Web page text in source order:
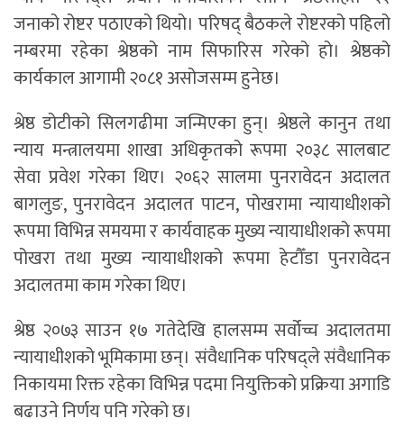
जनाको रोष्टर पठाएको थियो। परिषद् बैठकले रोष्टरको पहिलो
नम्बरमा रहेका श्रेष्ठको नाम सिफारिस गरेको हो। श्रेष्ठको
कार्यकाल आगामी २०८१ असोजसम्म हुनेछ।
श्रेष्ठ डोटीको सिलगढीमा जन्मिएका हुन्। श्रेष्ठले कानुन तथा
न्याय मन्त्रालयमा शाखा अधिकृतको रूपमा २०३८ सालबाट
सेवा प्रवेश गरेका थिए। २०६२ सालमा पुनरावेदन अदालत
बागलुङ, पुनरावेदन अदालत पाटन, पोखरामा न्यायाधीशको
रूपमा विभिन्न समयमा र कार्यवाहक मुख्य न्यायाधीशको रूपमा
पोखरा तथा मुख्य न्यायाधीशको रूपमा हेटौँडा पुनरावेदन
अदालतमा काम गरेका थिए।
श्रेष्ठ २०७३ साउन १७ गतेदेखि हालसम्म सर्वोच्च अदालतमा
न्यायाधीशको भूमिकामा छन्। संवैधानिक परिषद्ले संवैधानिक
निकायमा रिक्त रहेका विभिन्न पदमा नियुक्तिको प्रक्रिया अगाडि
बढाउने निर्णय पनि गरेको छ।